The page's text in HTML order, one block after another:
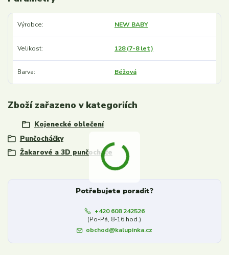
Výrobce NEW BABY
Velikost 128 (7-8 let)
Barva Béžová
Zboží zařazeno v kategoriích
Kojenecké oblečení
Punčocháčky
Žakarové a 3D punčocháče
Potřebujete poradit?
+420 608 242526
(Po-Pá, 8-16 hod.)
obchod@kalupinka.cz